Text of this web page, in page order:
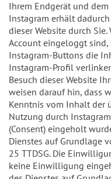
Ihrem Endgerät und
Instagram erhält
dieser Website durch
Account eingeloggt sind,
Instagram-Buttons die
Instagram-Profil
Besuch dieser Website
weisen darauf hin, dass
Kenntnis vom Inhalt der
Nutzung durch
(Consent) eingeholt
Dienstes auf Grundlage
25 TTDSG. Die
keine Einwilligung